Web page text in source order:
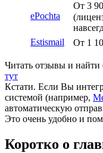
ePochta
От 3
Estismail От 1
Читать отзывы и
тут
Кстати. Если Вы
системой (например,
автоматическую
Это очень удобно и
Коротко о